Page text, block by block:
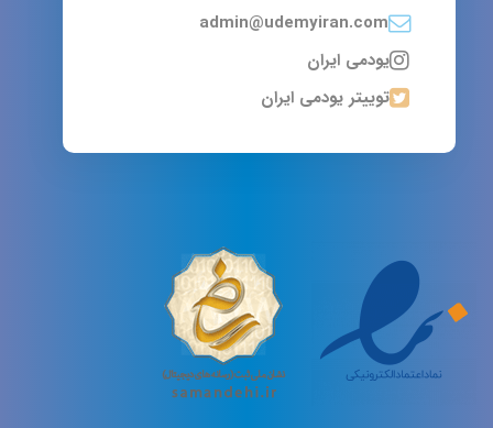
admin@udemyiran.com
یودمی ایران
توییتر یودمی ایران